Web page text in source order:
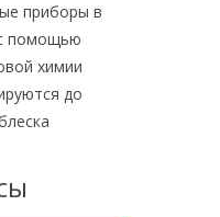
приборы в
помощью
химии
до